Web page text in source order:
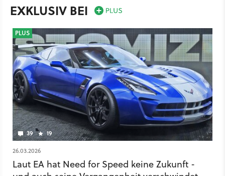
Xbox
Rennspiel Sport
EXKLUSIV BEI
39 19
PLUS
26.03.2026
Laut EA hat Need for Speed keine Zukunft -